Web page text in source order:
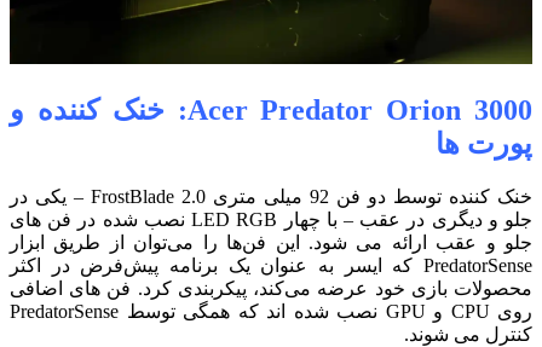
Acer Predator Orion 3000: خنک کننده و
پورت ها
خنک کننده توسط دو فن 92 میلی متری FrostBlade 2.0 – یکی در
جلو و دیگری در عقب – با چهار LED RGB نصب شده در فن های
جلو و عقب ارائه می شود.
این فن‌ها را می‌توان از طریق ابزار
PredatorSense که ایسر به عنوان یک برنامه پیش‌فرض در اکثر
محصولات بازی خود عرضه می‌کند، پیکربندی کرد. فن های اضافی
روی CPU و GPU نصب شده اند که همگی توسط PredatorSense
کنترل می شوند.